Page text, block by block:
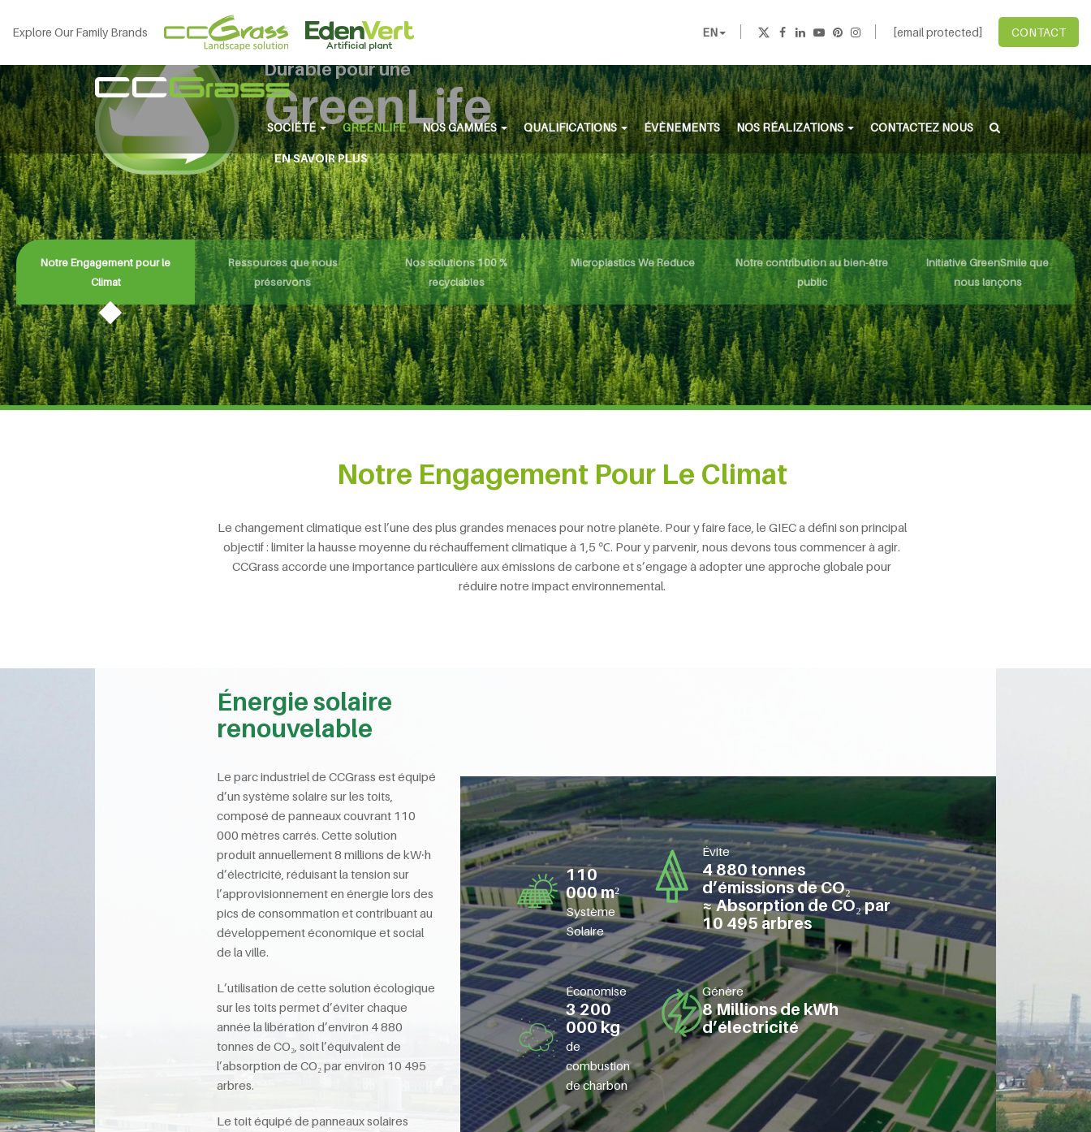
Explore Our Family Brands EN [email protected] CONTACT
SOCIÉTÉ GREENLIFE NOS GAMMES QUALIFICATIONS ÉVÈNEMENTS NOS RÉALIZATIONS CONTACTEZ NOUS
Fabrication
Durable pour une
GreenLife
EN SAVOIR PLUS
Notre Engagement pour le
Climat
Ressources que nous
préservons
Nos solutions 100 %
recyclables
Microplastics We Reduce
Notre contribution au bien-être
public
Initiative GreenSmile que
nous lançons
Notre Engagement Pour Le Climat
Le changement climatique est l’une des plus grandes menaces pour notre planète. Pour y faire face, le GIEC a défini son principal
objectif : limiter la hausse moyenne du réchauffement climatique à 1,5 ℃. Pour y parvenir, nous devons tous commencer à agir.
CCGrass accorde une importance particulière aux émissions de carbone et s’engage à adopter une approche globale pour
réduire notre impact environnemental.
Énergie solaire
renouvelable
Le parc industriel de CCGrass est équipé
d’un système solaire sur les toits,
composé de panneaux couvrant 110
000 mètres carrés. Cette solution
produit annuellement 8 millions de kW∙h
d’électricité, réduisant la tension sur
l’approvisionnement en énergie lors des
pics de consommation et contribuant au
développement économique et social
de la ville.
L’utilisation de cette solution écologique
sur les toits permet d’éviter chaque
année la libération d’environ 4 880
tonnes de CO₂, soit l’équivalent de
l’absorption de CO₂ par environ 10 495
arbres.
Le toit équipé de panneaux solaires
110
000 m²
Système
Solaire
Évite
4 880 tonnes
d’émissions de CO₂
≈ Absorption de CO₂ par
10 495 arbres
Économise
3 200
000 kg
de
combustion
de charbon
Génère
8 Millions de kWh
d’électricité